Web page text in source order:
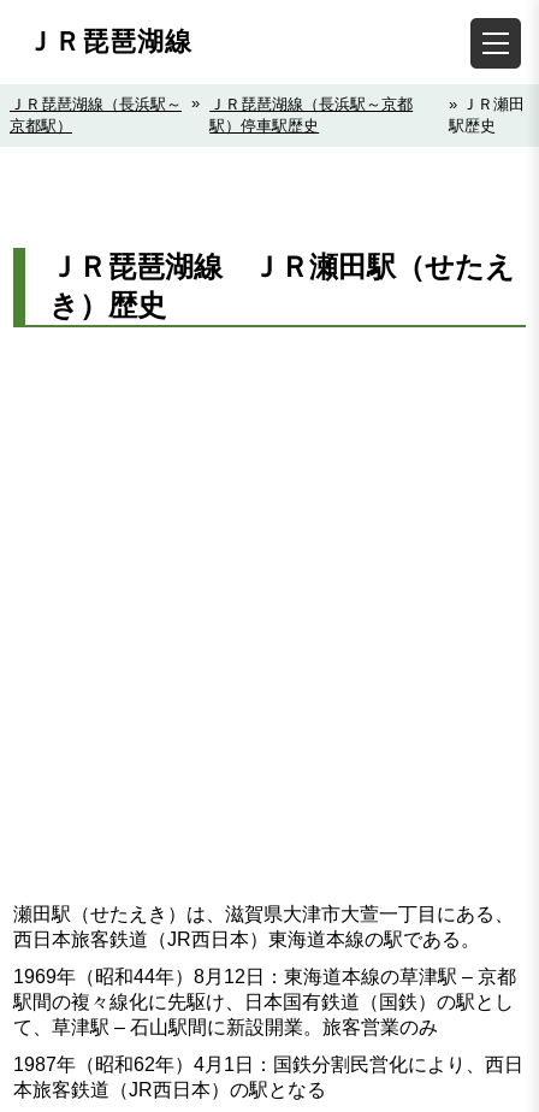
ＪＲ琵琶湖線
ＪＲ琵琶湖線（長浜駅～
京都駅）
»
ＪＲ琵琶湖線（長浜駅～京都
駅）停車駅歴史
» ＪＲ瀬田
駅歴史
ＪＲ琵琶湖線 ＪＲ瀬田駅（せたえ
き）歴史
瀬田駅（せたえき）は、滋賀県大津市大萱一丁目にある、
西日本旅客鉄道（JR西日本）東海道本線の駅である。
1969年（昭和44年）8月12日：東海道本線の草津駅 – 京都
駅間の複々線化に先駆け、日本国有鉄道（国鉄）の駅とし
て、草津駅 – 石山駅間に新設開業。旅客営業のみ
1987年（昭和62年）4月1日：国鉄分割民営化により、西日
本旅客鉄道（JR西日本）の駅となる